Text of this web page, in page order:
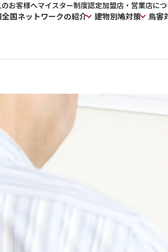
お客様へマイスター制度認定加盟店・営業店に
全国ネットワークの紹介 建物別鳩対策 鳥害